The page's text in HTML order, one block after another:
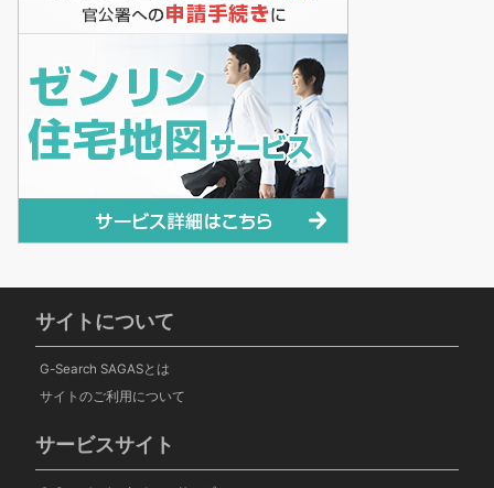
サイトについて
G-Search SAGASとは
サイトのご利用について
サービスサイト